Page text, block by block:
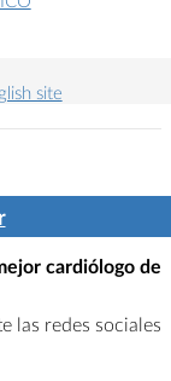
site
cardiólogo de
las redes sociales